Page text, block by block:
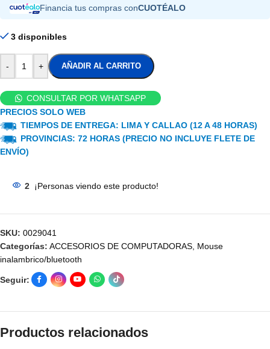
Financia tus compras conCUOTÉALO
3 disponibles
- + AÑADIR AL CARRITO
CONSULTAR POR WHATSAPP
PRECIOS SOLO WEB
TIEMPOS DE ENTREGA: LIMA Y CALLAO (12 A 48 HORAS)
PROVINCIAS: 72 HORAS (PRECIO NO INCLUYE FLETE DE
ENVÍO)
2 ¡Personas viendo este producto!
SKU: 0029041
Categorías: ACCESORIOS DE COMPUTADORAS, Mouse
inalambrico/bluetooth
Seguir:
Productos relacionados